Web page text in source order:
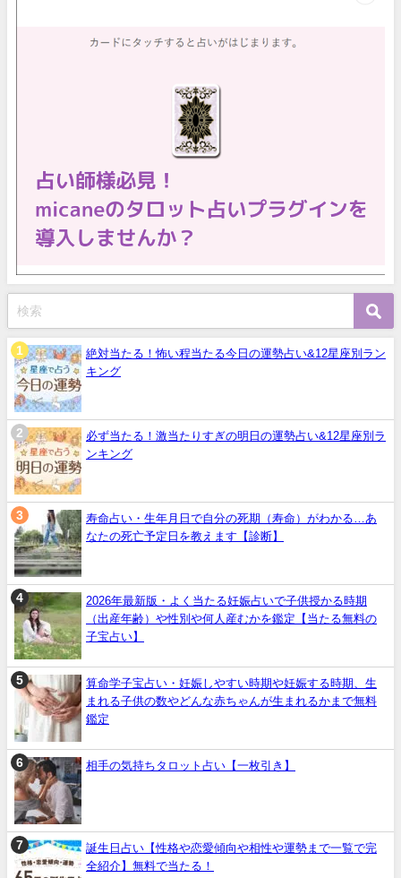
絶対当たる！怖い程当たる今日の運勢占い&12星座別ラン
キング
必ず当たる！激当たりすぎの明日の運勢占い&12星座別ラ
ンキング
寿命占い・生年月日で自分の死期（寿命）がわかる…あ
なたの死亡予定日を教えます【診断】
2026年最新版・よく当たる妊娠占いで子供授かる時期
（出産年齢）や性別や何人産むかを鑑定【当たる無料の
子宝占い】
算命学子宝占い・妊娠しやすい時期や妊娠する時期、生
まれる子供の数やどんな赤ちゃんが生まれるかまで無料
鑑定
相手の気持ちタロット占い【一枚引き】
誕生日占い【性格や恋愛傾向や相性や運勢まで一覧で完
全紹介】無料で当たる！